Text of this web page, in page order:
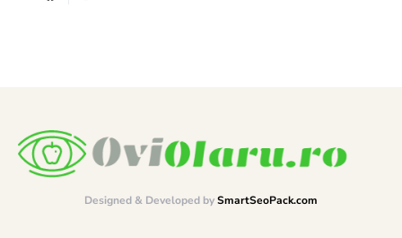
Designed & Developed bySmartSeoPack.com